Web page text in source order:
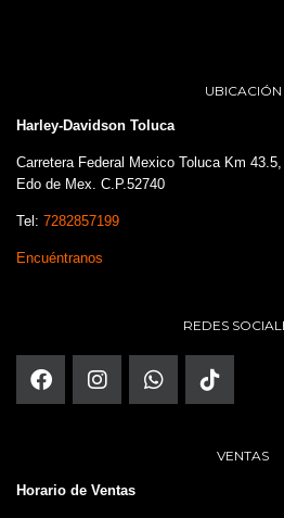
UBICACIÓN
Harley-Davidson Toluca
Carretera Federal Mexico Toluca Km
Edo de Mex. C.P.52740
Tel: 7282857199
Encuéntranos
REDES
VENTAS
Horario de Ventas